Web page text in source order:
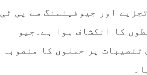
اور جیوفینسنگ سے پی ٹی
کا انکشاف ہوا ہے۔جیو
پر حملوں کا منصوبہ